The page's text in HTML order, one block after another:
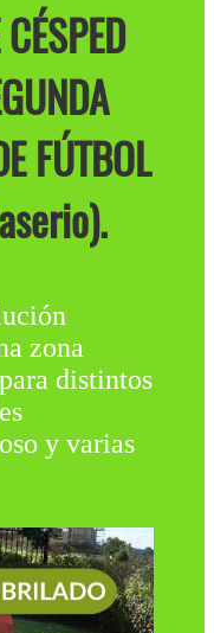
FÚTBOL
zona
distintos
y varias